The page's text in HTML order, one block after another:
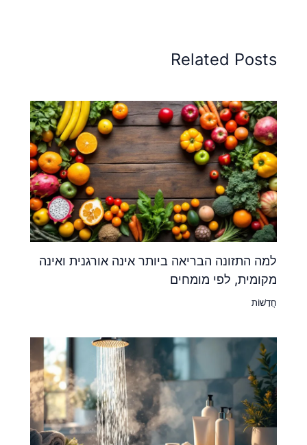
Related Posts
למה התזונה הבריאה ביותר אינה אורגנית ואינה
מקומית, לפי מומחים
חֲדָשׁוֹת